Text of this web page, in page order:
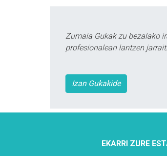
Zumaia Gukak zu bezalako
profesionalean lantzen
Izan Gukakide
EKARRI ZURE